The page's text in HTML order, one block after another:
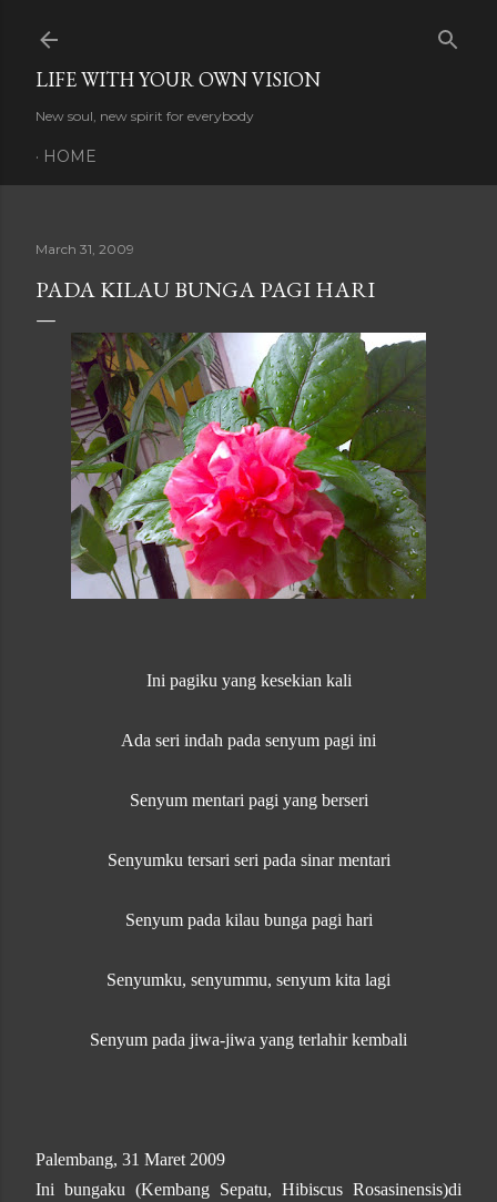
LIFE WITH YOUR OWN VISION
New soul, new spirit for everybody
HOME
March 31, 2009
PADA KILAU BUNGA PAGI HARI
Ini pagiku yang kesekian kali
Ada seri indah pada senyum pagi ini
Senyum mentari pagi yang berseri
Senyumku tersari seri pada sinar mentari
Senyum pada kilau bunga pagi hari
Senyumku, senyummu, senyum kita lagi
Senyum pada jiwa-jiwa yang terlahir kembali
Palembang, 31 Maret 2009
Ini bungaku (Kembang Sepatu, Hibiscus Rosasinensis)di